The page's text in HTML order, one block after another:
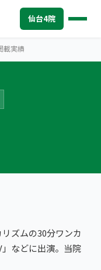
仙台4院
載実績
ズムの30分ワンカ
などに出演。当院